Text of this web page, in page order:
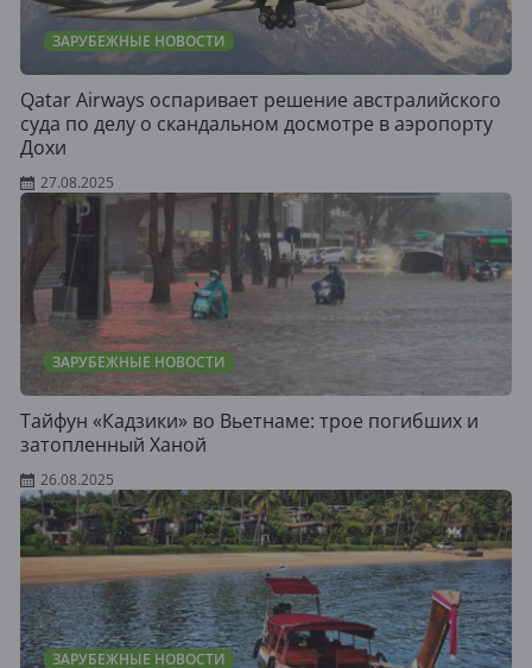
ЗАРУБЕЖНЫЕ НОВОСТИ
Qatar Airways оспаривает решение австралийского
суда по делу о скандальном досмотре в аэропорту
Дохи
27.08.2025
ЗАРУБЕЖНЫЕ НОВОСТИ
Тайфун «Кадзики» во Вьетнаме: трое погибших и
затопленный Ханой
26.08.2025
ЗАРУБЕЖНЫЕ НОВОСТИ